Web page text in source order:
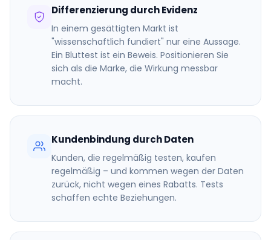
Differenzierung durch Evidenz
In einem gesättigten Markt ist
"wissenschaftlich fundiert" nur eine Aussage.
Ein Bluttest ist ein Beweis. Positionieren Sie
sich als die Marke, die Wirkung messbar
macht.
Kundenbindung durch Daten
Kunden, die regelmäßig testen, kaufen
regelmäßig – und kommen wegen der Daten
zurück, nicht wegen eines Rabatts. Tests
schaffen echte Beziehungen.